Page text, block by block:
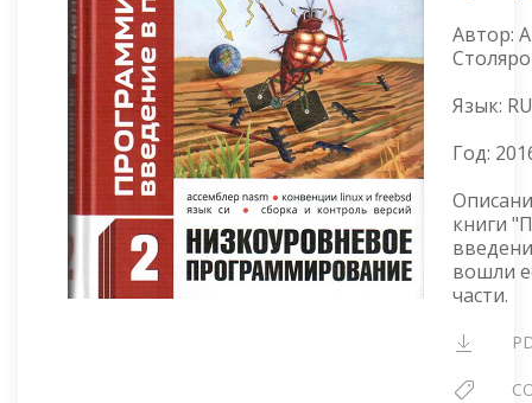
Автор:
Язык: RU
Год:
книги
вошли
части.